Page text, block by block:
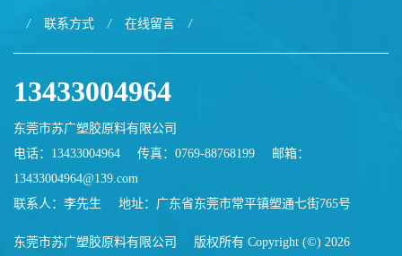
/ 联系方式 / 在线留言 /
13433004964
东莞市苏广塑胶原料有限公司
电话：13433004964
传真：0769-88768199
邮箱：
13433004964@139.com
联系人：李先生
地址：广东省东莞市常平镇塑通七街765号
东莞市苏广塑胶原料有限公司 版权所有 Copyright (©) 2026